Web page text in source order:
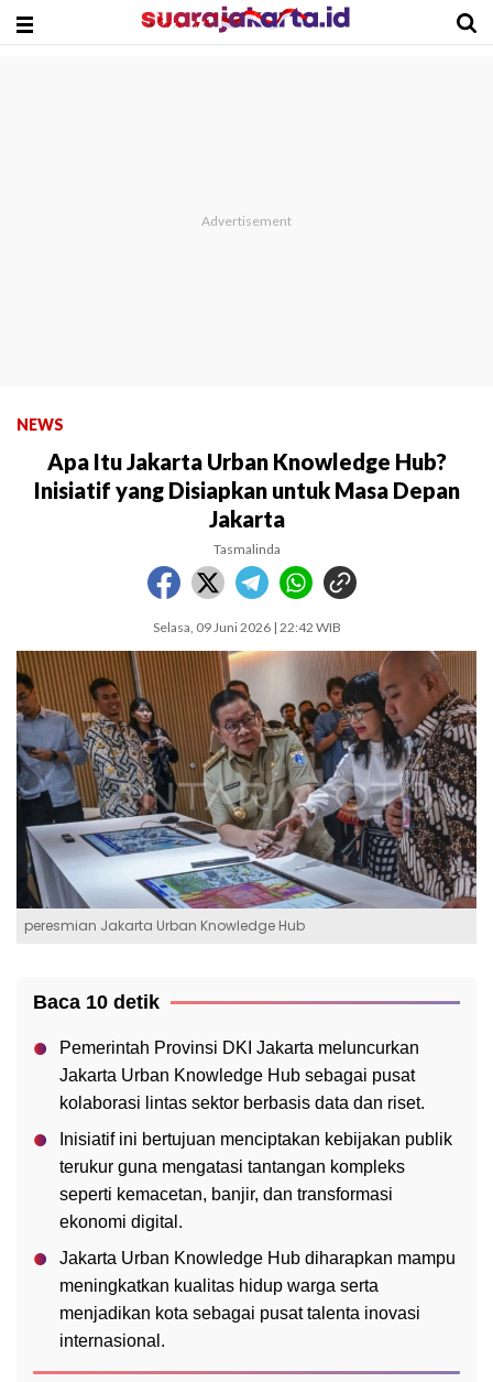
NEWS
Apa Itu Jakarta Urban Knowledge Hub?
Inisiatif yang Disiapkan untuk Masa Depan
Jakarta
Tasmalinda
Selasa, 09 Juni 2026 | 22:42 WIB
peresmian Jakarta Urban Knowledge Hub
Baca 10 detik
Pemerintah Provinsi DKI Jakarta meluncurkan
Jakarta Urban Knowledge Hub sebagai pusat
kolaborasi lintas sektor berbasis data dan riset.
Inisiatif ini bertujuan menciptakan kebijakan publik
terukur guna mengatasi tantangan kompleks
seperti kemacetan, banjir, dan transformasi
ekonomi digital.
Jakarta Urban Knowledge Hub diharapkan mampu
meningkatkan kualitas hidup warga serta
menjadikan kota sebagai pusat talenta inovasi
internasional.